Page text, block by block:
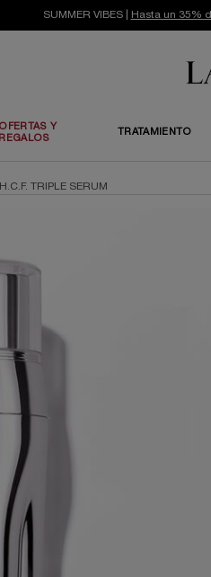
SUMMER VIBES | Hasta un 35%
OFERTAS Y
REGALOS
TRATAMIENTO
TRIPLE SERUM